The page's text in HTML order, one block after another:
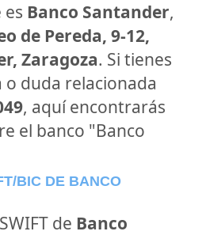
Banco Santander,
de Pereda, 9-12,
Zaragoza. Si tienes
duda relacionada
, aquí encontrarás
el banco "Banco
BIC DE BANCO
de Banco